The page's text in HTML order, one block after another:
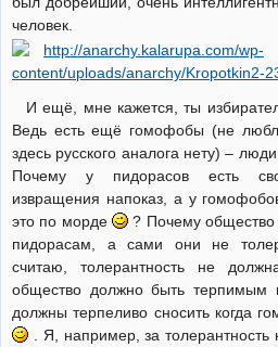
человек.
И ещё, мне кажется, ты
Ведь есть ещё гомофобы (не
здесь русского аналога нету) –
Почему у пидорасов есть
извращения напоказ, а у
это по морде
? Почему общество
пидорасам, а сами они не
считаю, толерантность не
общество должно быть терпимым
должны терпеливо сносить когда
. Я, например, за